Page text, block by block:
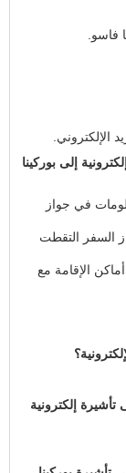
فاسو.
الإلكتروني.
إلى بوركينا
في جواز
السفر التقطت
الإقامة مع
إلكترونية